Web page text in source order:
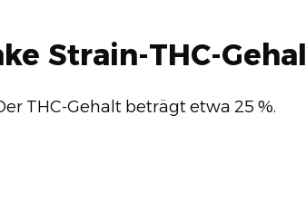
Strain-THC-
THC-Gehalt beträgt etwa 25 %.